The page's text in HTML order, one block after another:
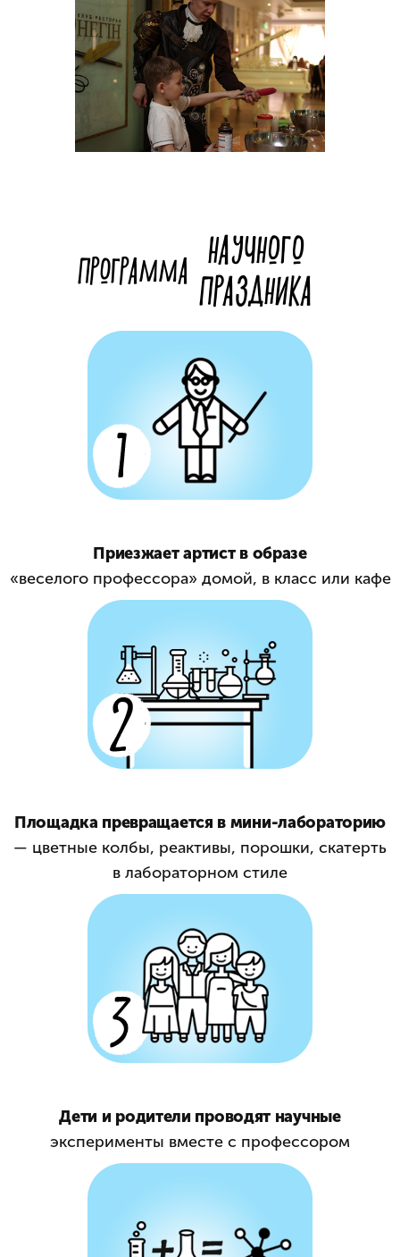
ПРОГРАММА
НАУЧНОГО
ПРАЗДНИКА
Приезжает артист в образе
«веселого профессора» домой, в класс или кафе
Площадка превращается в мини-лабораторию
— цветные колбы, реактивы, порошки, скатерть
в лабораторном стиле
Дети и родители проводят научные
эксперименты вместе с профессором